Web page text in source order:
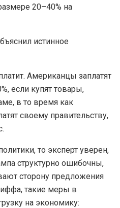
20–40% на
истинное
Американцы заплатят
если купят товары,
в то время как
своему правительству,
то эксперт уверен,
структурно ошибочны,
сторону предложения
такие меры в
на экономику: